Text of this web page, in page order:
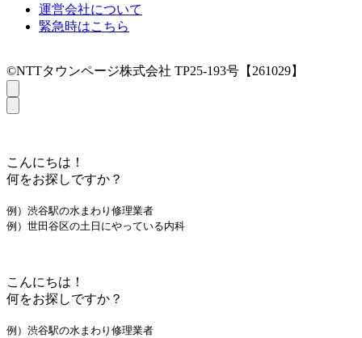
運営会社について
緊急時はこちら
©NTTタウンページ株式会社 TP25-193号【261029】
こんにちは！
何をお探しですか？
例）渋谷駅の水まわり修理業者
例）世田谷区の土日にやっている内科
こんにちは！
何をお探しですか？
例）渋谷駅の水まわり修理業者